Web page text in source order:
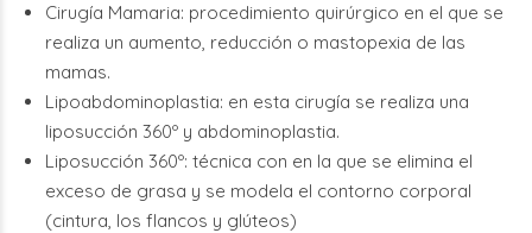
Cirugía Mamaria: procedimiento quirúrgico en el que se
realiza un aumento, reducción o mastopexia de las
mamas.
Lipoabdominoplastia: en esta cirugía se realiza una
liposucción 360º y abdominoplastia.
Liposucción 360º: técnica con en la que se elimina el
exceso de grasa y se modela el contorno corporal
(cintura, los flancos y glúteos)